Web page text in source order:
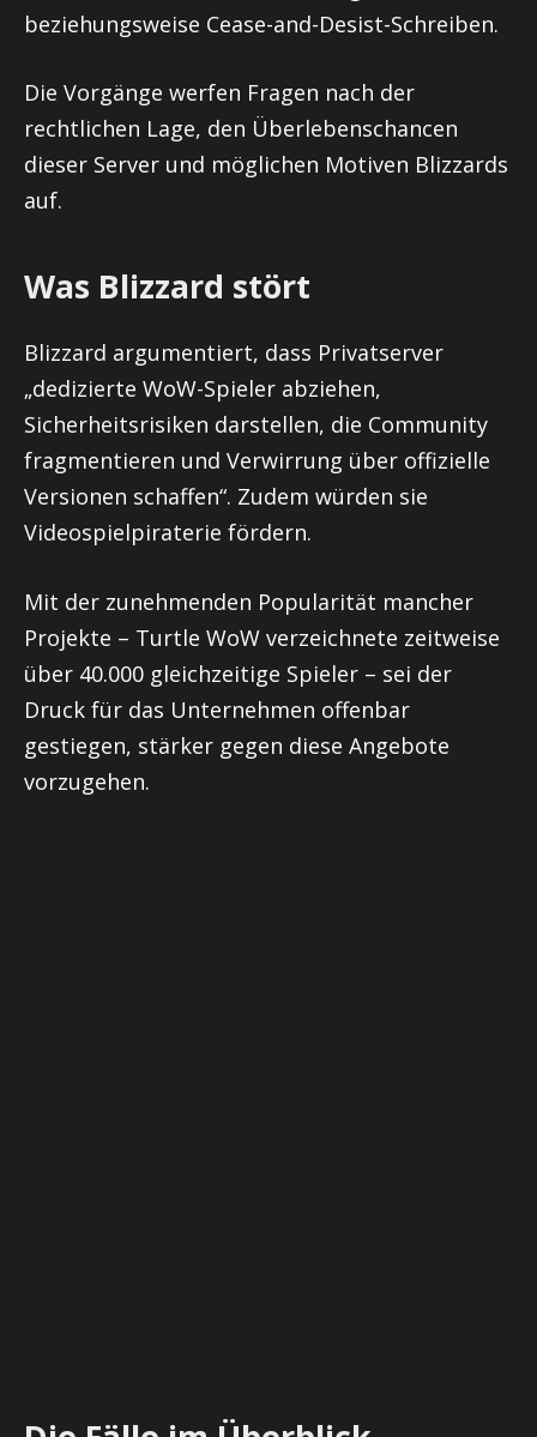
beziehungsweise Cease-and-Desist-Schreiben.
Die Vorgänge werfen Fragen nach der
rechtlichen Lage, den Überlebenschancen
dieser Server und möglichen Motiven Blizzards
auf.
Was Blizzard stört
Blizzard argumentiert, dass Privatserver
„dedizierte WoW-Spieler abziehen,
Sicherheitsrisiken darstellen, die Community
fragmentieren und Verwirrung über offizielle
Versionen schaffen“. Zudem würden sie
Videospielpiraterie fördern.
Mit der zunehmenden Popularität mancher
Projekte – Turtle WoW verzeichnete zeitweise
über 40.000 gleichzeitige Spieler – sei der
Druck für das Unternehmen offenbar
gestiegen, stärker gegen diese Angebote
vorzugehen.